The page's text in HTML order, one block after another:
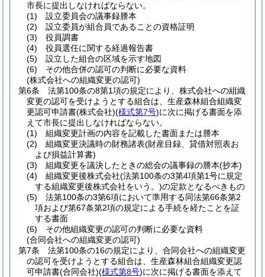
市長に提出しなければならない。
(1)
設立委員会の議事録謄本
(2)
設立委員が組合員であることの資格証明
(3)
役員調書
(4)
役員選任に関する経過報告書
(5)
設立した組合の区域を示す地図
(6)
その他合併の認可の判断に必要な資料
(株式会社への組織変更の認可)
第6条
法第100条の8第1項の規定により、株式会社への組織
変更の認可を受けようとする組合は、生産森林組合組織変
更認可申請書(株式会社)(様式第7号)に次に掲げる書面を添
えて市長に提出しなければならない。
(1)
組織変更計画の内容を記載した書面または謄本
(2)
組織変更決議時の財務諸表(財産目録、貸借対照表お
よび損益計算書)
(3)
組織変更を議決したときの総会の議事録の謄本(抄本)
(4)
組織変更後株式会社(法第100条の3第4項第1号に規定
する組織変更後株式会社をいう。)の定款となるべきもの
(5)
法第100条の3第6項において準用する同法第66条第2
項および第67条第2項の規定による手続を経たことを証
する書面
(6)
その他組織変更の認可の判断に必要な資料
(合同会社への組織変更の認可)
第7条
法第100条の16の規定により、合同会社への組織変更
の認可を受けようとする組合は、生産森林組合組織変更認
可申請書(合同会社)(様式第8号)に次に掲げる書面を添えて